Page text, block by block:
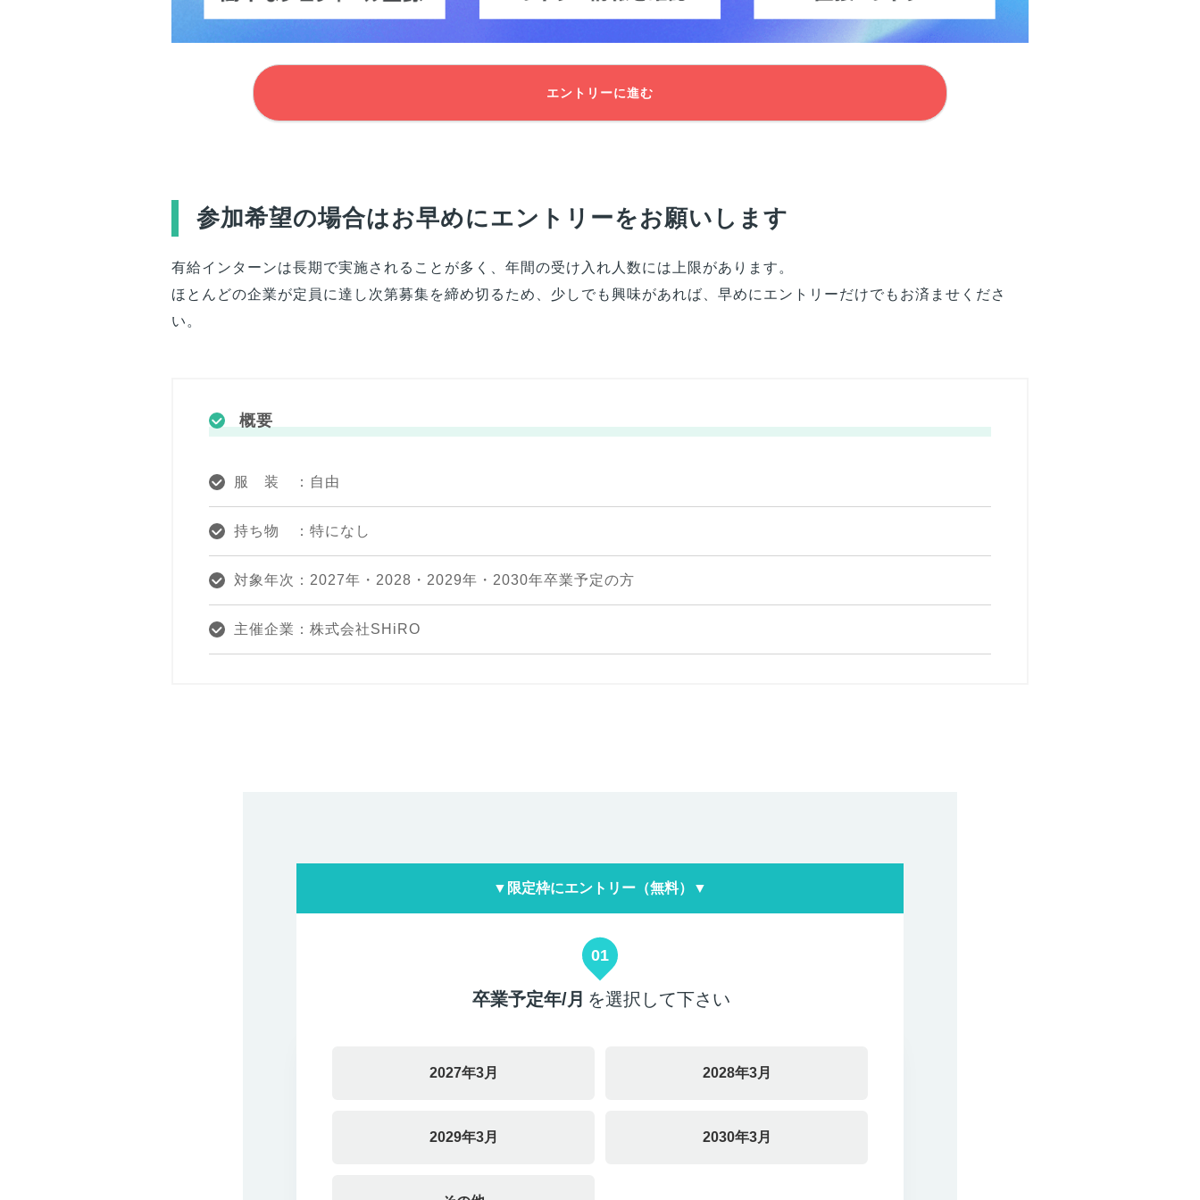
エントリーに進む
参加希望の場合はお早めにエントリーをお願いします
有給インターンは長期で実施されることが多く、年間の受け入れ人数には上限があります。
ほとんどの企業が定員に達し次第募集を締め切るため、少しでも興味があれば、早めにエントリーだけでもお済ませくださ
い。
概要
服 装 ：自由
持ち物 ：特になし
対象年次：2027年・2028・2029年・2030年卒業予定の方
主催企業：株式会社SHiRO
▼限定枠にエントリー（無料）▼
01
卒業予定年/月 を選択して下さい
2027年3月 2028年3月
2029年3月 2030年3月